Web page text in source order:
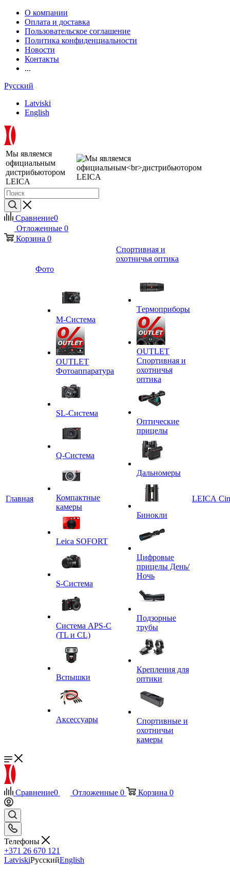
О компании
Оплата и доставка
Пользовательское соглашение
Политика конфиденциальности
Новости
Контакты
...
Русский
Latviski
English
Мы являемся
официальным
дистрибьютором
LEICA
Сравнение0
Отложенные 0
Корзина 0
Главная
Фото
M-Система
OUTLET
Фотоаппаратура
SL-Система
Q-Cистема
Компактные
камеры
Leica SOFORT
S-Система
Система APS-C
(TL и CL)
Вспышки
Аксессуары
Спортивная и
охотничья оптика
Tермоприборы
OUTLET
Спортивная и
охотничья
оптика
Оптические
прицелы
Дальномеры
Бинокли
Цифровые
прицелы День/
Ночь
Подзорные
трубы
Крепления для
оптики
Спортивные и
охотничьи
камеры
LEICA
Сравнение0 Отложенные 0 Корзина 0
Телефоны
+371 26 670 121
LatviskiРусскийEnglish